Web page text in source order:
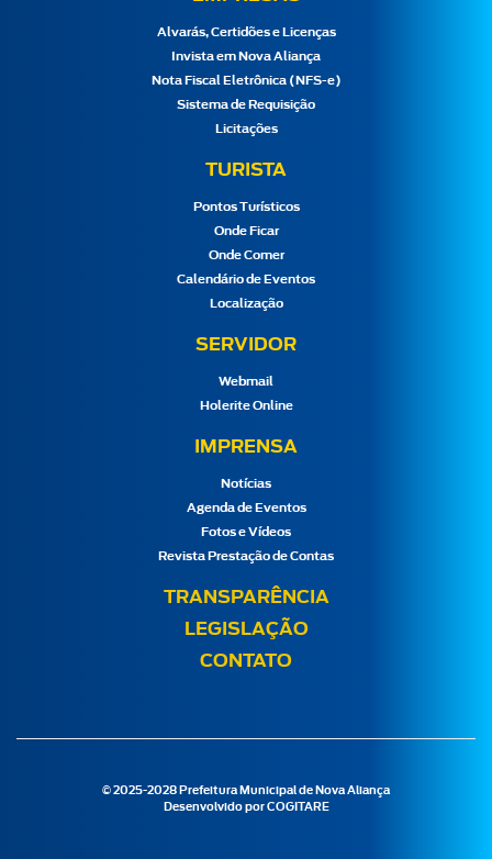
Alvarás, Certidões e Licenças
Invista em Nova Aliança
Nota Fiscal Eletrônica (NFS-e)
Sistema de Requisição
Licitações
TURISTA
Pontos Turísticos
Onde Ficar
Onde Comer
Calendário de Eventos
Localização
SERVIDOR
Webmail
Holerite Online
IMPRENSA
Notícias
Agenda de Eventos
Fotos e Vídeos
Revista Prestação de Contas
TRANSPARÊNCIA
LEGISLAÇÃO
CONTATO
© 2025-2028 Prefeitura Municipal de Nova Aliança
Desenvolvido por COGITARE